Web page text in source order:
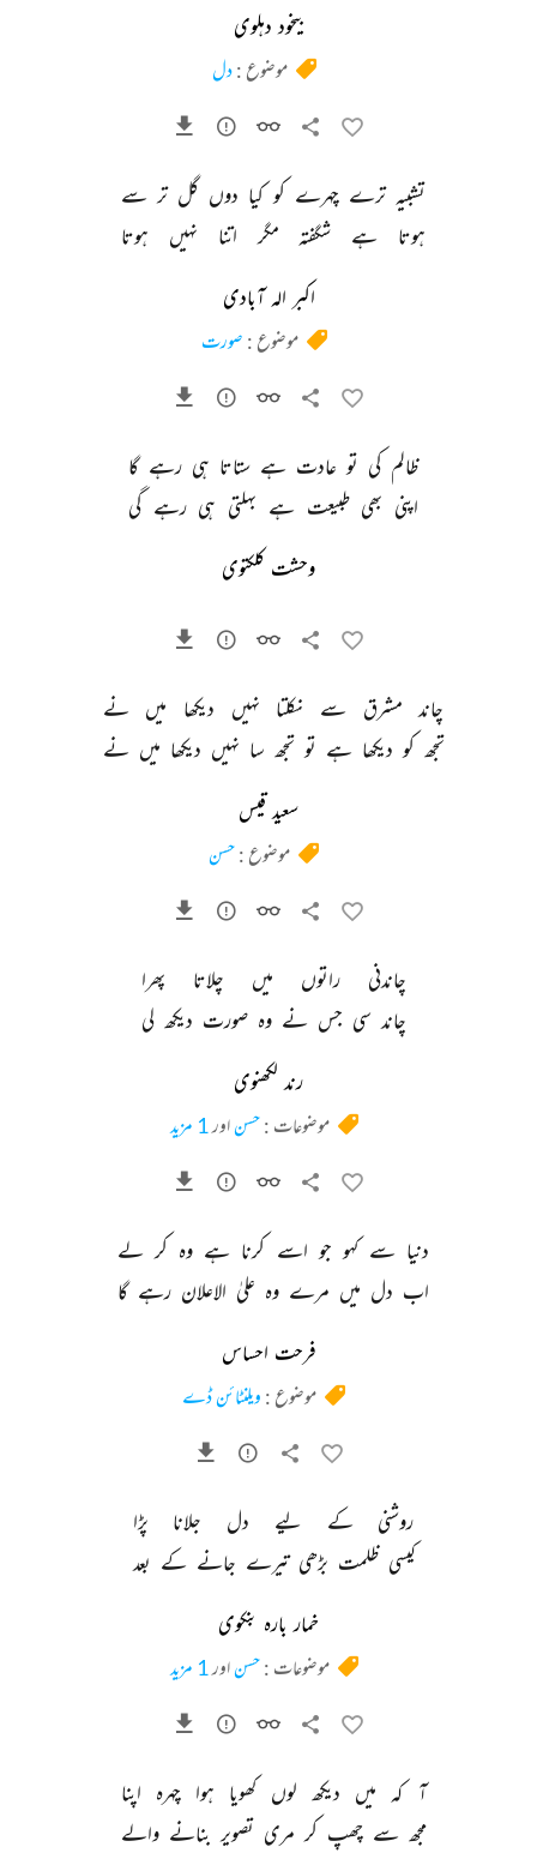
بیخود دہلوی
موضوع :دل
تشبیہ ترے چہرے کو کیا دوں گل تر سے
ہوتا
ہے شگفتہ مگر اتنا نہیں ہوتا
اکبر الہ آبادی
موضوع : صورت
ظالم کی تو عادت ہے ستاتا ہی رہے گا
اپنی بھی طبیعت ہے بہلتی ہی رہے گی
وحشت کلکتوی
چاند مشرق سے نکلتا نہیں دیکھا میں
نے
تجھ کو دیکھا ہے تو تجھ سا نہیں دیکھا میں نے
سعید قیس
موضوع :حسن
چاندنی راتوں میں چلاتا
پھرا
چاند سی جس نے وہ صورت دیکھ لی
رند لکھنوی
موضوعات :حسن اور1 مزید
دنیا سے کہو جو اسے کرنا ہے وہ کر لے
اب دل میں مرے وہ علیٰ الاعلان رہے گا
فرحت احساس
موضوع : ویلنٹائن ڈے
روشنی کے لیے دل جلانا
پڑا
کیسی ظلمت بڑھی تیرے جانے کے بعد
خمار بارہ بنکوی
موضوعات :حسن اور1 مزید
آ کہ میں دیکھ لوں کھویا ہوا چہرہ اپنا
مجھ سے چھپ کر مری تصویر بنانے والے